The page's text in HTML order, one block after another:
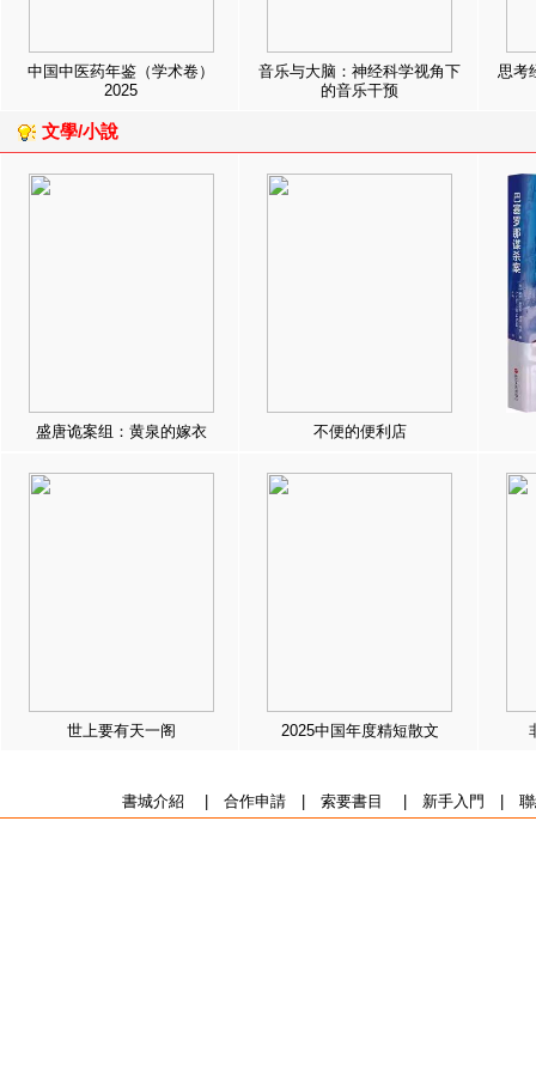
中国中医药年鉴（学术卷）
2025
音乐与大脑：神经科学视角下
的音乐干预
思考
文學/小說
盛唐诡案组：黄泉的嫁衣 不便的便利店
世上要有天一阁 2025中国年度精短散文
書城介紹 合作申請| 索要書目 新手入門